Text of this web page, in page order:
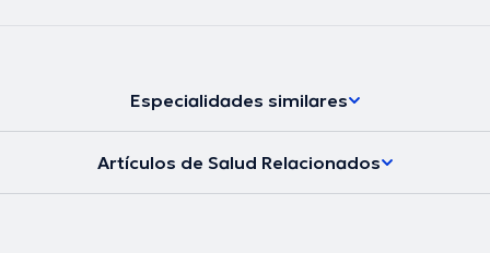
Especialidades similares
Artículos de Salud Relacionados